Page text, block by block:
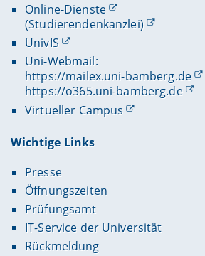
Online-Dienste
(Studierendenkanzlei)
UnivIS
Uni-Webmail:
https://mailex.uni-bamberg.de
https://o365.uni-bamberg.de
Virtueller Campus
Wichtige Links
Presse
Öffnungszeiten
Prüfungsamt
IT-Service der Universität
Rückmeldung